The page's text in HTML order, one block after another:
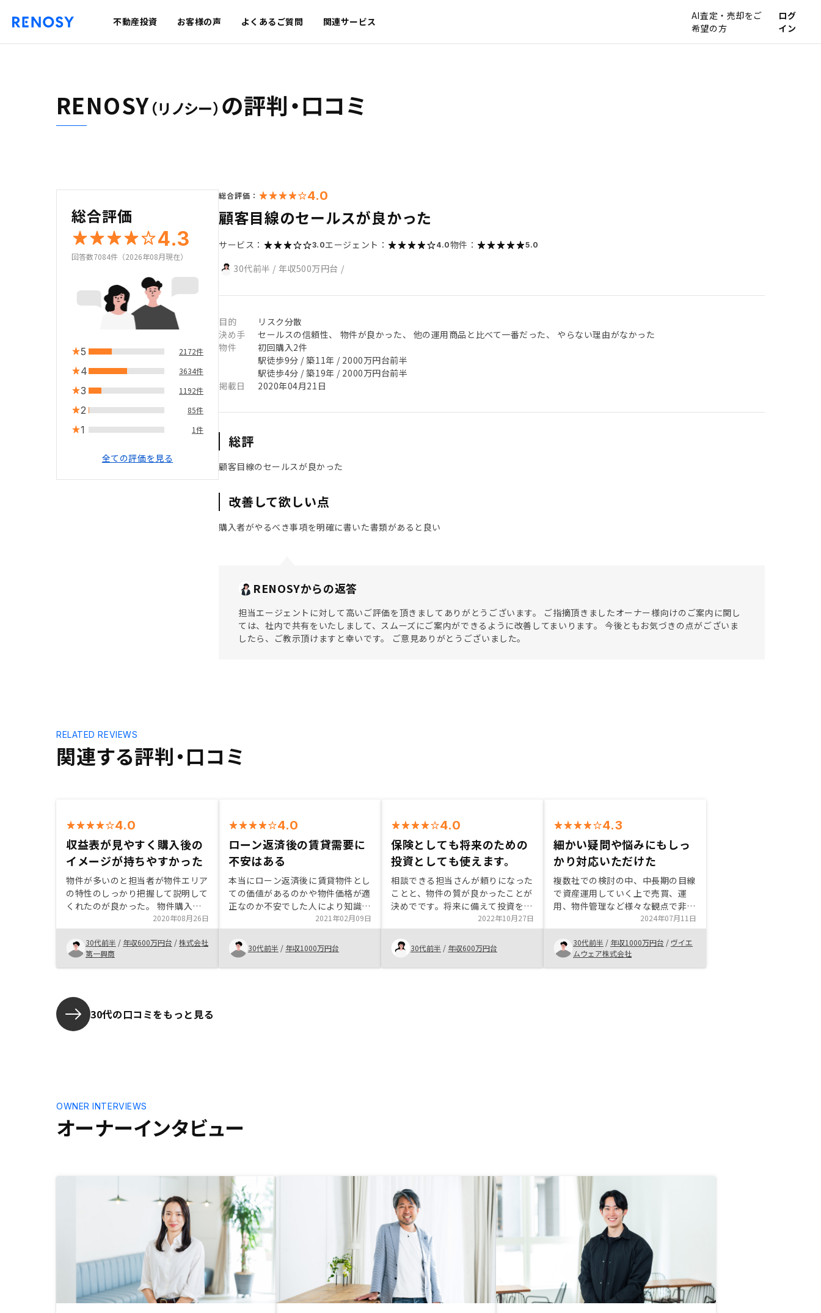
不動産投資 お客様の声 よくあるご質問 関連サービス
AI査定・売却をご
希望の方
ログ
イン
RENOSY（リノシー） の評判・口コミ
総合評価
4.3
回答数7084件（2026年08月現在）
5 2172件
4 3634件
3 1192件
2 85件
1 1件
全ての評価を見る
総合評価： 4.0
顧客目線のセールスが良かった
サービス： 3.0エージェント： 4.0物件： 5.0
30代前半 / 年収500万円台 /
目的
リスク分散
決め手
セールスの信頼性、 物件が良かった、 他の運用商品と比べて一番だった、 やらない理由がなかった
物件
初回購入2件
駅徒歩9分 / 築11年 / 2000万円台前半
駅徒歩4分 / 築19年 / 2000万円台前半
掲載日
2020年04月21日
総評
顧客目線のセールスが良かった
改善して欲しい点
購入者がやるべき事項を明確に書いた書類があると良い
RENOSYからの返答
担当エージェントに対して高いご評価を頂きましてありがとうございます。 ご指摘頂きましたオーナー様向けのご案内に関し
ては、社内で共有をいたしまして、スムーズにご案内ができるように改善してまいります。 今後ともお気づきの点がございま
したら、ご教示頂けますと幸いです。 ご意見ありがとうございました。
関連する評判・口コミ
RELATED REVIEWS
4.0
収益表が見やすく購入後の
イメージが持ちやすかった
物件が多いのと担当者が物件エリア
の特性のしっかり把握して説明して
くれたのが良かった。 物件購入後
の収益表も見やすく購入後のイメー
ジを持ちやすい。
2020年08月26日
30代前半 / 年収600万円台 /株式会社
第一興商
4.0
ローン返済後の賃貸需要に
不安はある
本当にローン返済後に賃貸物件とし
ての価値があるのかや物件価格が適
正なのか不安でした人により知識面
などに大きな差異があると思われま
す。
2021年02月09日
30代前半 / 年収1000万円台
4.0
保険としても将来のための
投資としても使えます。
相談できる担当さんが頼りになった
ことと、物件の質が良かったことが
決めでです。将来に備えて投資をし
つつ、がん団信をつけることで保険
としても活用できることがとても魅
力に感じました。また契約もスムー
ズで、少ない時間の中でも契約する
ことができました。とくになし
2022年10月27日
30代前半 / 年収600万円台
4.3
細かい疑問や悩みにもしっ
かり対応いただけた
複数社での検討の中、中長期の目線
で資産運用していく上で売買、運
用、物件管理など様々な観点で非常
に効率のいいシステムを構築してい
ると感じた。 今回の購入だけでな
く、追加購入、また将来の売却時も
しっかり相談に乗っていただけそ
う。
2024年07月11日
30代前半 / 年収1000万円台 / ヴイエ
ムウェア株式会社
30代の口コミをもっと見る
オーナーインタビュー
OWNER INTERVIEWS